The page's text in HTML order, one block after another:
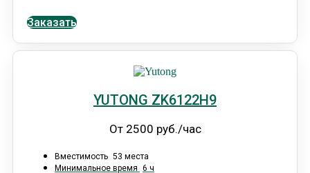
Заказать
YUTONG ZK6122H9
От 2500 руб./час
Вместимость 53 места
Минимальное время 6 ч